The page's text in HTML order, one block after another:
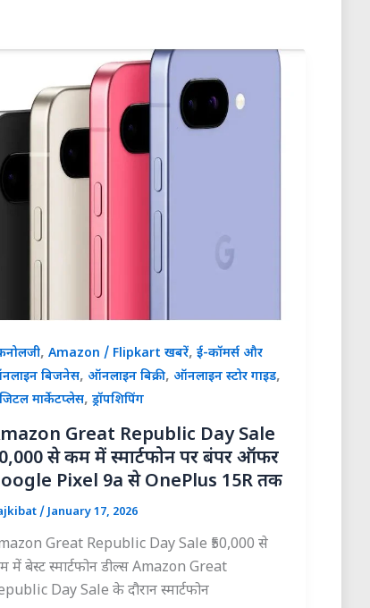
,Amazon / Flipkart खबरें,ई-कॉमर्स और
बिजनेस, ऑनलाइन बिक्री, ऑनलाइन स्टोर गाइड,
मार्केटप्लेस,ड्रॉपशिपिंग
Great Republic Day Sale
से कम में स्मार्टफोन पर बंपर ऑफर
Pixel 9a से OnePlus 15R तक
/January 17, 2026
Great Republic Day Sale ₹50,000 से
में बेस्ट स्मार्टफोन डील्स Amazon Great
Day Sale के दौरान स्मार्टफोन